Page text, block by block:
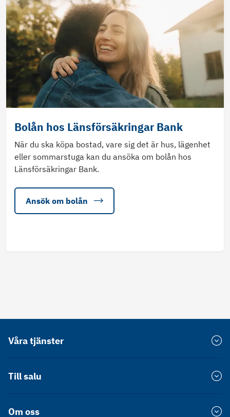
Bolån hos Länsförsäkringar Bank
När du ska köpa bostad, vare sig det är hus, lägenhet
eller sommarstuga kan du ansöka om bolån hos
Länsförsäkringar Bank.
Ansök om bolån
Våra tjänster
Försprång
Till salu
Om oss